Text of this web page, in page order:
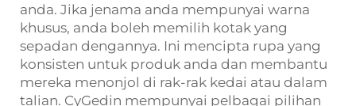
anda. Jika jenama anda mempunyai warna
khusus, anda boleh memilih kotak yang
sepadan dengannya. Ini mencipta rupa yang
konsisten untuk produk anda dan membantu
mereka menonjol di rak-rak kedai atau dalam
talian. CyGedin mempunyai pelbagai pilihan